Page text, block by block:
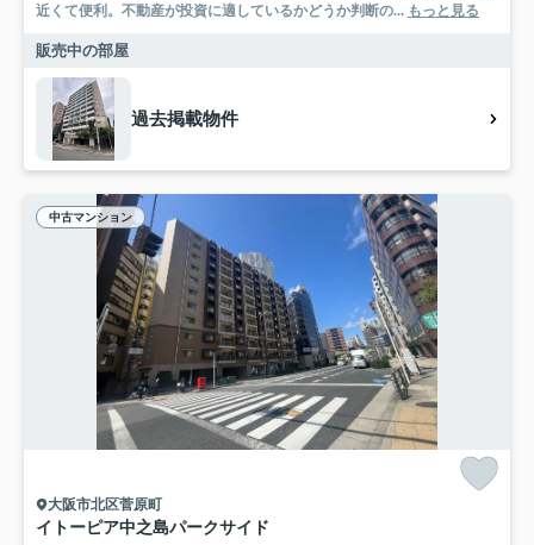
近くて便利。不動産が投資に適しているかどうか判断の... もっと見る
販売中の部屋
過去掲載物件
中古マンション
大阪市北区菅原町
イトーピア中之島パークサイド